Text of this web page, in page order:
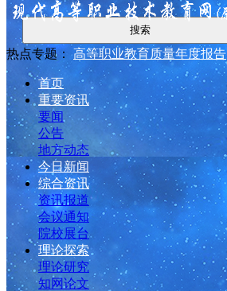
搜索
热点专题： 高等职业教育质量年度报告
首页
重要资讯
要闻
公告
地方动态
今日新闻
综合资讯
资讯报道
会议通知
院校展台
理论探索
理论研究
知网论文